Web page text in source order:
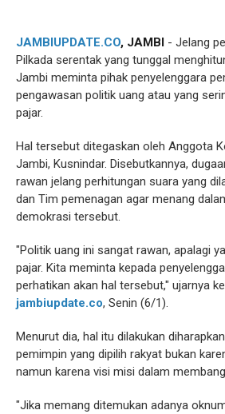
JAMBIUPDATE.CO, JAMBI - Jelang
Pilkada serentak yang tunggal
Jambi meminta pihak penyelenggara
pengawasan politik uang atau yang
pajar.
Hal tersebut ditegaskan oleh Anggota
Jambi, Kusnindar. Disebutkannya,
rawan jelang perhitungan suara yang
dan Tim pemenagan agar menang
demokrasi tersebut.
"Politik uang ini sangat rawan, apalagi
pajar. Kita meminta kepada
perhatikan akan hal tersebut," ujarnya
jambiupdate.co, Senin (6/1).
Menurut dia, hal itu dilakukan
pemimpin yang dipilih rakyat bukan
namun karena visi misi dalam
"Jika memang ditemukan adanya